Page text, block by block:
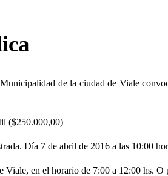
de la ciudad de Viale
($250.000,00)
Día 7 de abril de 2016 a las 10:00
Viale, en el horario de 7:00 a 12:00 hs.